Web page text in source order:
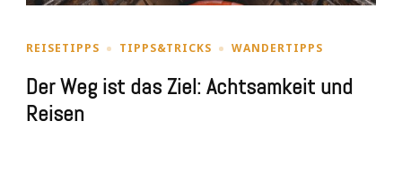
REISETIPPS TIPPS&TRICKS WANDERTIPPS
Der Weg ist das Ziel: Achtsamkeit und
Reisen